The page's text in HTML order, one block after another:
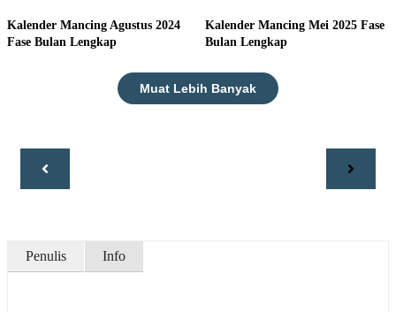
Kalender Mancing Agustus 2024
Fase Bulan Lengkap
Kalender Mancing Mei 2025 Fase
Bulan Lengkap
Muat Lebih Banyak
Penulis Info